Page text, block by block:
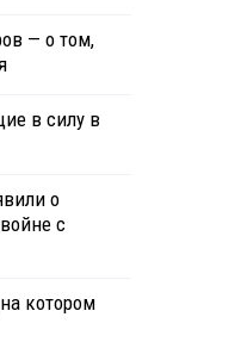
— о том,
в силу в
о
с
котором